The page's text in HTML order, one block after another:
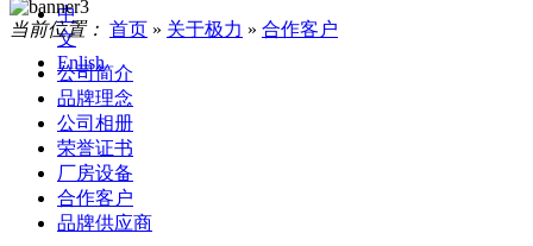
中
文
Enlish
当前位置： 首页 » 关于极力 » 合作客户
公司简介
品牌理念
公司相册
荣誉证书
厂房设备
合作客户
品牌供应商